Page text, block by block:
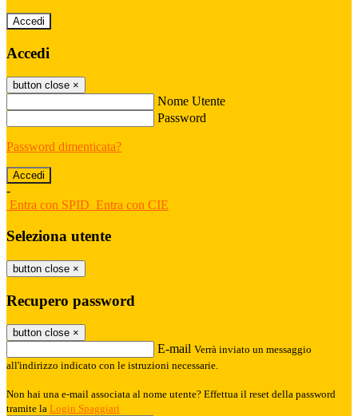
Accedi
Accedi
button close ×
Nome Utente
Password
Password dimenticata?
-
Entra con SPID Entra con CIE
Seleziona utente
button close ×
Recupero password
button close ×
E-mail Verrà inviato un messaggio
all'indirizzo indicato con le istruzioni necessarie.
Non hai una e-mail associata al nome utente? Effettua il reset della password
tramite la Login Spaggiari